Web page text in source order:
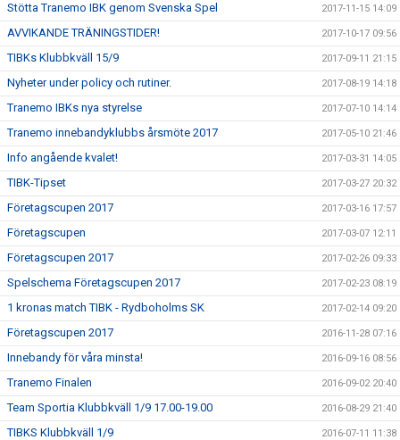
Stötta Tranemo IBK genom Svenska Spel 2017-11-15 14:09
AVVIKANDE TRÄNINGSTIDER! 2017-10-17 09:56
TIBKs Klubbkväll 15/9 2017-09-11 21:15
Nyheter under policy och rutiner. 2017-08-19 14:18
Tranemo IBKs nya styrelse 2017-07-10 14:14
Tranemo innebandyklubbs årsmöte 2017 2017-05-10 21:46
Info angående kvalet! 2017-03-31 14:05
TIBK-Tipset 2017-03-27 20:32
Företagscupen 2017 2017-03-16 17:57
Företagscupen 2017-03-07 12:11
Företagscupen 2017 2017-02-26 09:33
Spelschema Företagscupen 2017 2017-02-23 08:19
1 kronas match TIBK - Rydboholms SK 2017-02-14 09:20
Företagscupen 2017 2016-11-28 07:16
Innebandy för våra minsta! 2016-09-16 08:56
Tranemo Finalen 2016-09-02 20:40
Team Sportia Klubbkväll 1/9 17.00-19.00 2016-08-29 21:40
TIBKS Klubbkväll 1/9 2016-07-11 11:38